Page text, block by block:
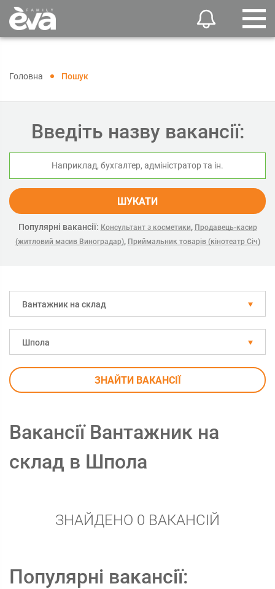
Головна Пошук
Введіть назву вакансії:
ШУКАТИ
Популярні вакансії: Консультант з косметики, Продавець-касир
(житловий масив Виноградар), Приймальник товарів (кінотеатр Січ)
Вантажник на склад
Шпола
ЗНАЙТИ ВАКАНСІЇ
Вакансії Вантажник на
склад в Шпола
ЗНАЙДЕНО 0 ВАКАНСІЙ
Популярні вакансії: